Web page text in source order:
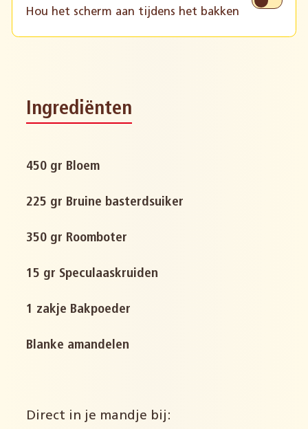
Hou het scherm aan tijdens het bakken
Ingrediënten
450 gr Bloem
225 gr Bruine basterdsuiker
350 gr Roomboter
15 gr Speculaaskruiden
1 zakje Bakpoeder
Blanke amandelen
Direct in je mandje bij: